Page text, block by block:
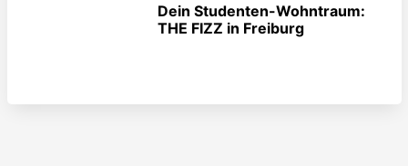
Dein Studenten-Wohntraum:
THE FIZZ in Freiburg